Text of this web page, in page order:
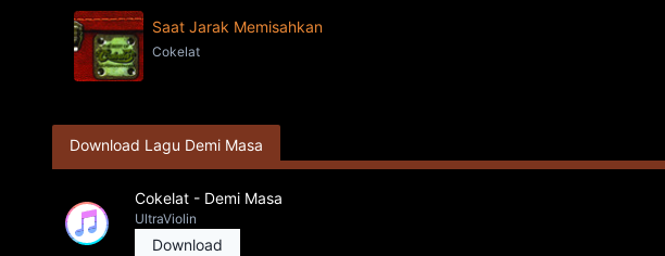
Saat Jarak Memisahkan
Cokelat
Download Lagu Demi Masa
Cokelat - Demi Masa
UltraViolin
Download